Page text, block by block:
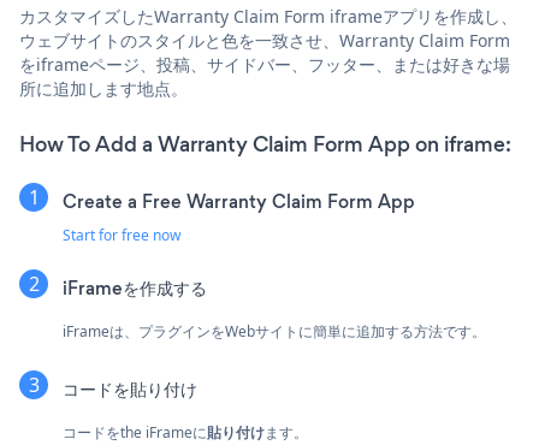
カスタマイズしたWarranty Claim Form iframeアプリを作成し、
ウェブサイトのスタイルと色を一致させ、Warranty Claim Form
をiframeページ、投稿、サイドバー、フッター、または好きな場
所に追加します地点。
How To Add a Warranty Claim Form App on iframe:
Create a Free Warranty Claim Form App
Start for free now
iFrameを作成する
iFrameは、プラグインをWebサイトに簡単に追加する方法です。
コードを貼り付け
コードをthe iFrameに貼り付けます。